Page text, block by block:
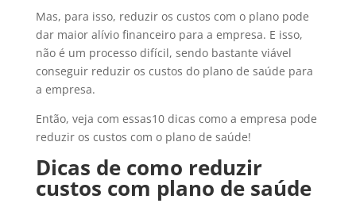
Mas, para isso, reduzir os custos com o plano pode
dar maior alívio financeiro para a empresa. E isso,
não é um processo difícil, sendo bastante viável
conseguir reduzir os custos do plano de saúde para
a empresa.
Então, veja com essas10 dicas como a empresa pode
reduzir os custos com o plano de saúde!
Dicas de como reduzir
custos com plano de saúde